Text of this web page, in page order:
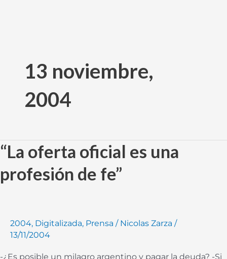
contenido13 noviembre,
2004
“La oferta oficial es una
profesión de fe”
2004, Digitalizada, Prensa / Nicolas Zarza /
13/11/2004
-¿Es posible un milagro argentino y pagar la deuda? -Si
“La
oferta
oficial
es